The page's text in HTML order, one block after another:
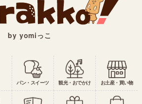
by yomiっこ
パン・スイーツ 観光・おでかけ お土産・買い物